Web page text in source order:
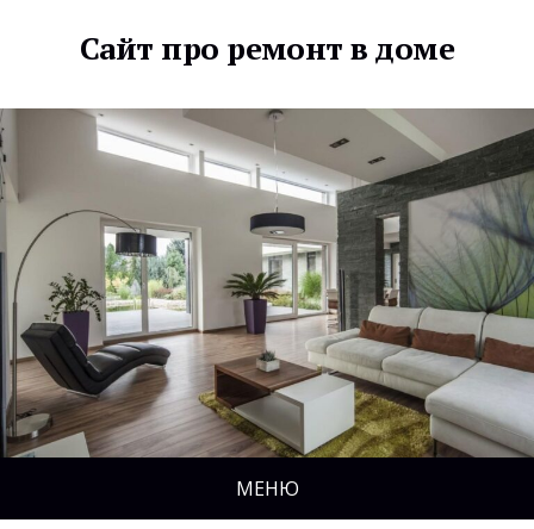
Сайт про ремонт в доме
МЕНЮ